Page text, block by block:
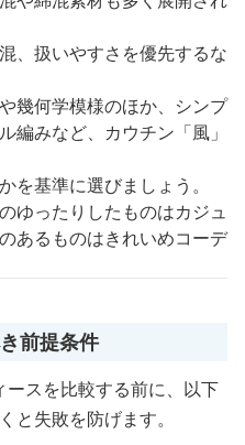
、扱いやすさを優先するな
幾何学模様のほか、シンプ
編みなど、カウチン「風」
を基準に選びましょう。
ゆったりしたものはカジュ
あるものはきれいめコーデ
前提条件
ースを比較する前に、以下
と失敗を防げます。